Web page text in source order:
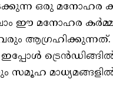
ഒരു മനോഹര
ഈ മനോഹര
ആഗ്രഹിക്കുന്നത്.
സമൂഹ മാധ്യമങ്ങളിൽ